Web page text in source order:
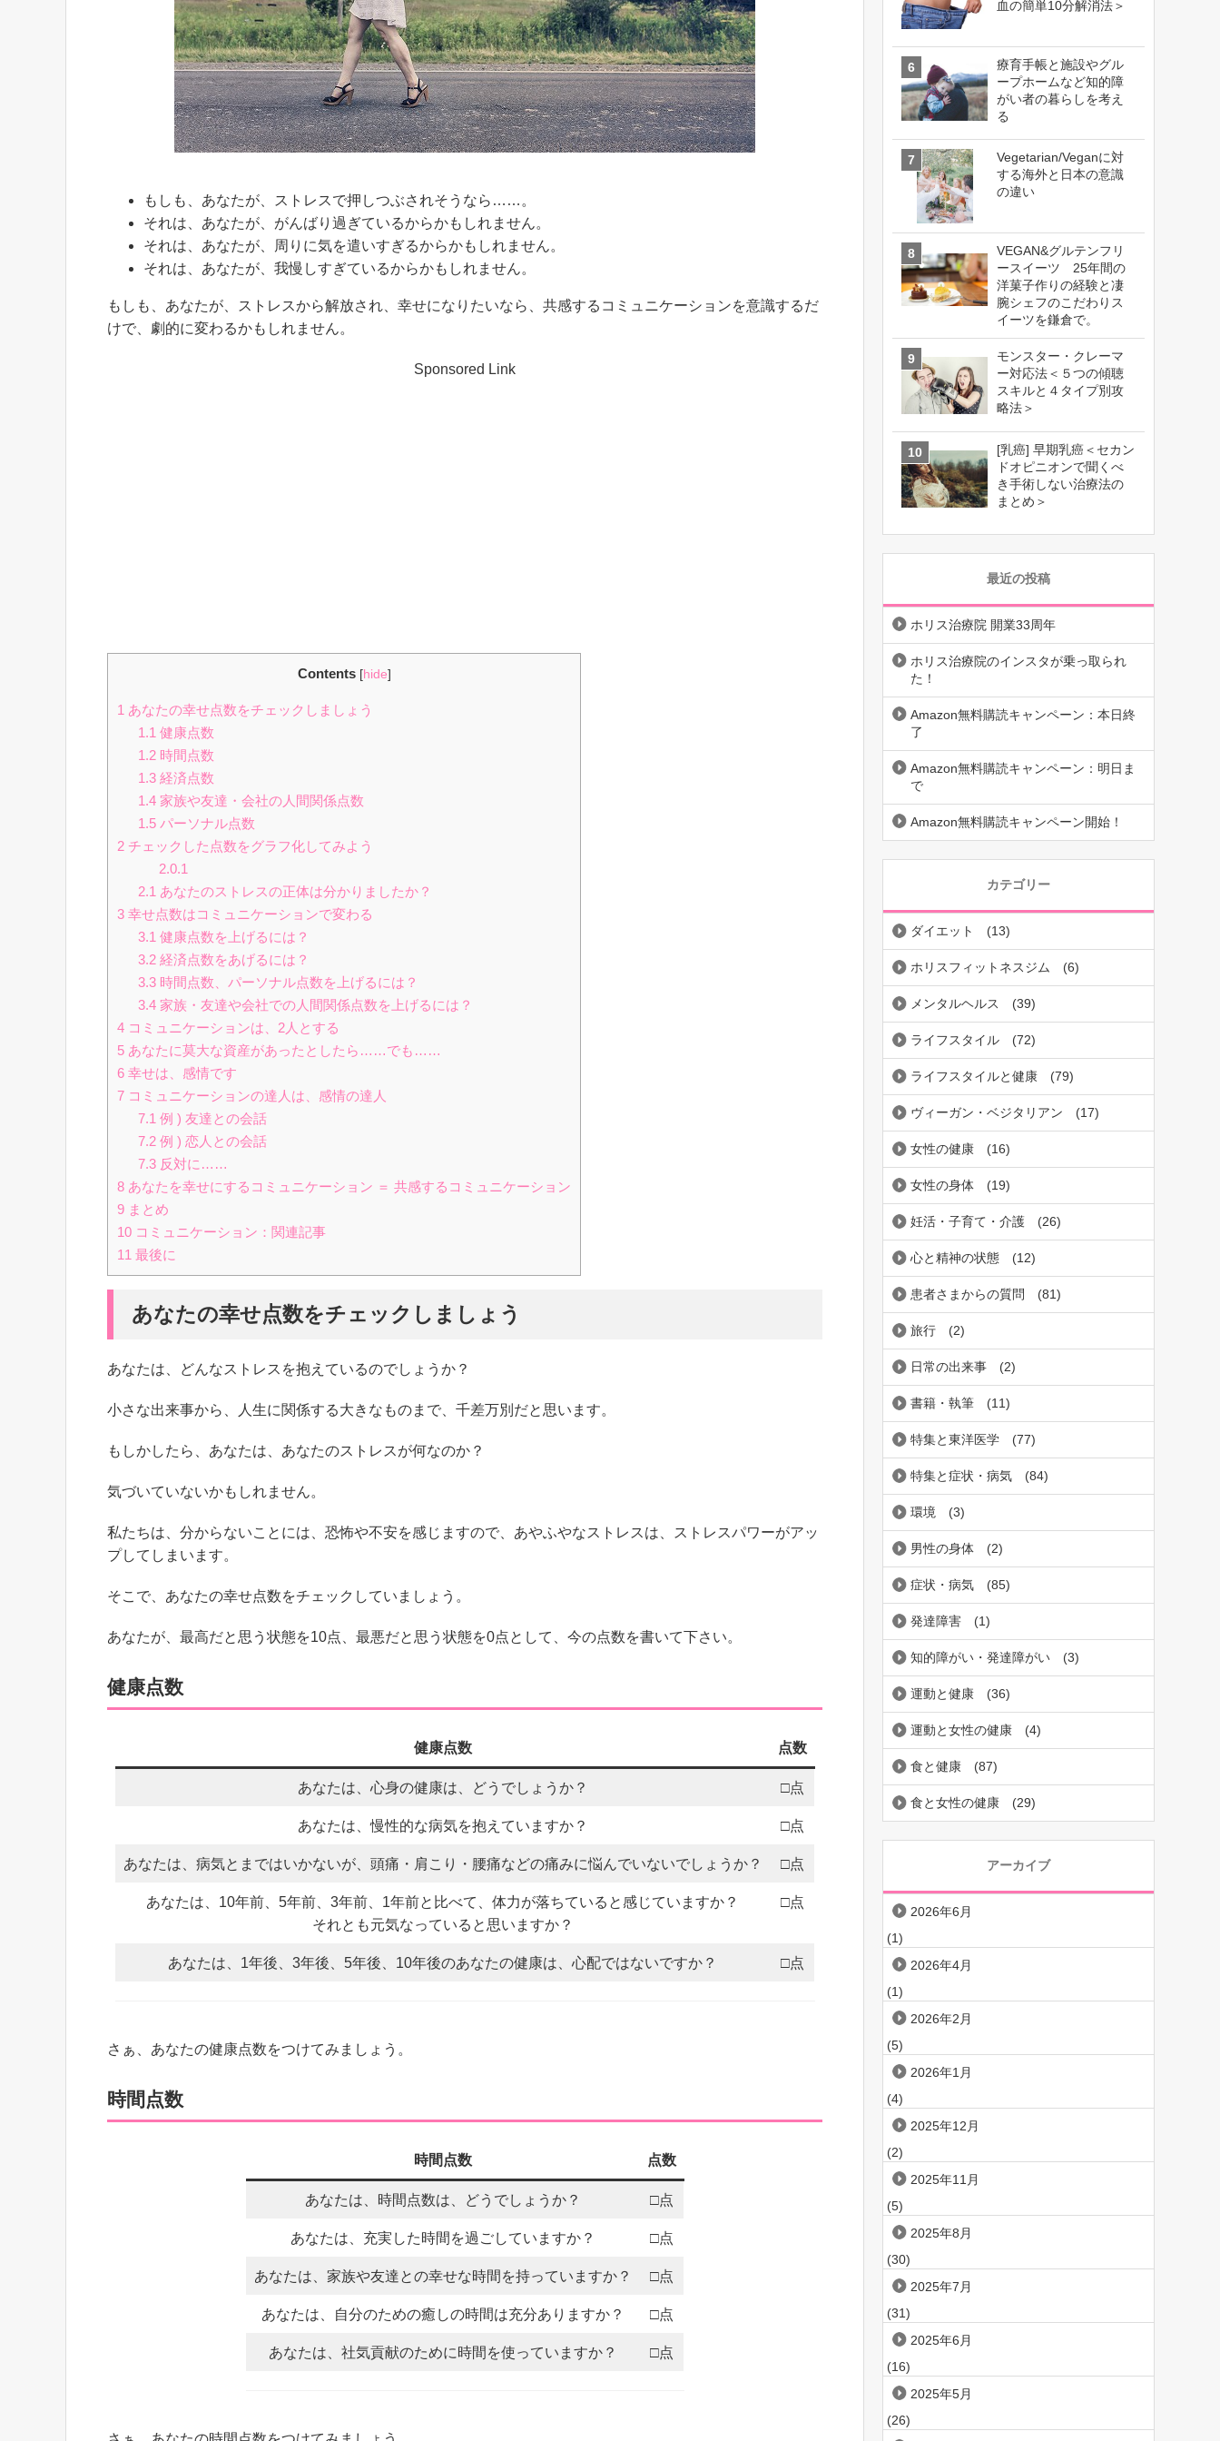
もしも、あなたが、ストレスで押しつぶされそうなら……。
それは、あなたが、がんばり過ぎているからかもしれません。
それは、あなたが、周りに気を遣いすぎるからかもしれません。
それは、あなたが、我慢しすぎているからかもしれません。
もしも、あなたが、ストレスから解放され、幸せになりたいなら、共感するコミュニケーションを意識するだ
けで、劇的に変わるかもしれません。
Sponsored Link
Contents [hide]
1 あなたの幸せ点数をチェックしましょう
1.1 健康点数
1.2時間点数
1.3経済点数
1.4家族や友達・会社の人間関係点数
1.5パーソナル点数
2 チェックした点数をグラフ化してみよう
2.0.1
2.1 あなたのストレスの正体は分かりましたか？
3 幸せ点数はコミュニケーションで変わる
3.1 健康点数を上げるには？
3.2経済点数をあげるには？
3.3時間点数、パーソナル点数を上げるには？
3.4家族・友達や会社での人間関係点数を上げるには？
4 コミュニケーションは、2人とする
5 あなたに莫大な資産があったとしたら……でも……
6 幸せは、感情です
7 コミュニケーションの達人は、感情の達人
7.1 例 ) 友達との会話
7.2例 ) 恋人との会話
7.3反対に……
8 あなたを幸せにするコミュニケーション ＝ 共感するコミュニケーション
9 まとめ
10 コミュニケーション：関連記事
11 最後に
あなたの幸せ点数をチェックしましょう
あなたは、どんなストレスを抱えているのでしょうか？
小さな出来事から、人生に関係する大きなものまで、千差万別だと思います。
もしかしたら、あなたは、あなたのストレスが何なのか？
気づいていないかもしれません。
私たちは、分からないことには、恐怖や不安を感じますので、あやふやなストレスは、ストレスパワーがアッ
プしてしまいます。
そこで、あなたの幸せ点数をチェックしていましょう。
あなたが、最高だと思う状態を10点、最悪だと思う状態を0点として、今の点数を書いて下さい。
健康点数
健康点数 点数
あなたは、心身の健康は、どうでしょうか？ □点
あなたは、慢性的な病気を抱えていますか？ □点
あなたは、病気とまではいかないが、頭痛・肩こり・腰痛などの痛みに悩んでいないでしょうか？ □点
あなたは、10年前、5年前、3年前、1年前と比べて、体力が落ちていると感じていますか？
それとも元気なっていると思いますか？
□点
あなたは、1年後、3年後、5年後、10年後のあなたの健康は、心配ではないですか？ □点
さぁ、あなたの健康点数をつけてみましょう。
時間点数
時間点数 点数
あなたは、時間点数は、どうでしょうか？ □点
あなたは、充実した時間を過ごしていますか？ □点
あなたは、家族や友達との幸せな時間を持っていますか？ □点
あなたは、自分のための癒しの時間は充分ありますか？ □点
あなたは、社気貢献のために時間を使っていますか？ □点
血の簡単10分解消法＞
療育手帳と施設やグル
ープホームなど知的障
がい者の暮らしを考え
る
Vegetarian/Veganに対
する海外と日本の意識
の違い
VEGAN&グルテンフリ
ースイーツ 25年間の
洋菓子作りの経験と凄
腕シェフのこだわりス
イーツを鎌倉で。
モンスター・クレーマ
ー対応法＜５つの傾聴
スキルと４タイプ別攻
略法＞
[乳癌] 早期乳癌＜セカン
ドオピニオンで聞くべ
き手術しない治療法の
まとめ＞
最近の投稿
ホリス治療院 開業33周年
ホリス治療院のインスタが乗っ取られ
た！
Amazon無料購読キャンペーン：本日終
了
Amazon無料購読キャンペーン：明日ま
で
Amazon無料購読キャンペーン開始！
カテゴリー
ダイエット (13)
ホリスフィットネスジム (6)
メンタルヘルス (39)
ライフスタイル (72)
ライフスタイルと健康 (79)
ヴィーガン・ベジタリアン (17)
女性の健康 (16)
女性の身体 (19)
妊活・子育て・介護 (26)
心と精神の状態 (12)
患者さまからの質問 (81)
旅行 (2)
日常の出来事 (2)
書籍・執筆 (11)
特集と東洋医学 (77)
特集と症状・病気 (84)
環境 (3)
男性の身体 (2)
症状・病気 (85)
発達障害 (1)
知的障がい・発達障がい (3)
運動と健康 (36)
運動と女性の健康 (4)
食と健康 (87)
食と女性の健康 (29)
アーカイブ
2026年6月
(1)
2026年4月
(1)
2026年2月
(5)
2026年1月
(4)
2025年12月
(2)
2025年11月
(5)
2025年8月
(30)
2025年7月
(31)
2025年6月
(16)
2025年5月
(26)